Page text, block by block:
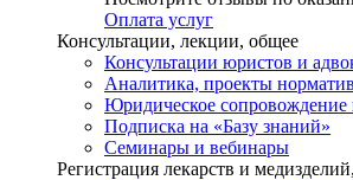
Оплата услуг
Консультации, лекции, общее
Консультации юристов и
Аналитика, проекты
Юридическое сопровождение
Подписка на «Базу знаний»
Семинары и вебинары
Регистрация лекарств и